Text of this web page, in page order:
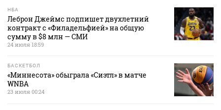
НБА
Леброн Джеймс подпишет двухлетний
контракт с «Филадельфией» на общую
сумму в $8 млн — СМИ
24 июля 18:59
БАСКЕТБОЛ
«Миннесота» обыграла «Сиэтл» в матче
WNBA
23 июля 00:24